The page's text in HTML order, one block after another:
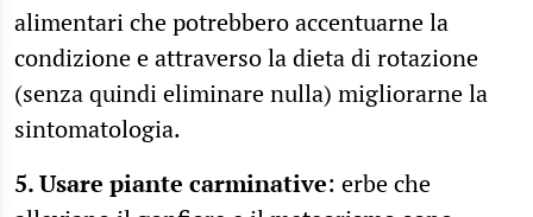
alimentari che potrebbero accentuarne la
condizione e attraverso la dieta di rotazione
(senza quindi eliminare nulla) migliorarne la
sintomatologia.
5. Usare piante carminative: erbe che